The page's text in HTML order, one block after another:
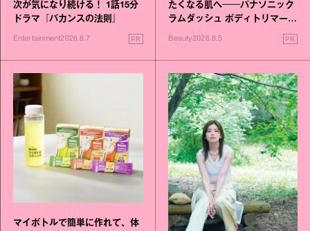
次が気になり続ける！ 1話15分
ドラマ『バカンスの法則』
Entertainment2026.8.7 PR
たくなる肌へ──パナソニック
ラムダッシュ ボディトリマーが
Beauty2026.8.5 PR
マイボトルで簡単に作れて、体